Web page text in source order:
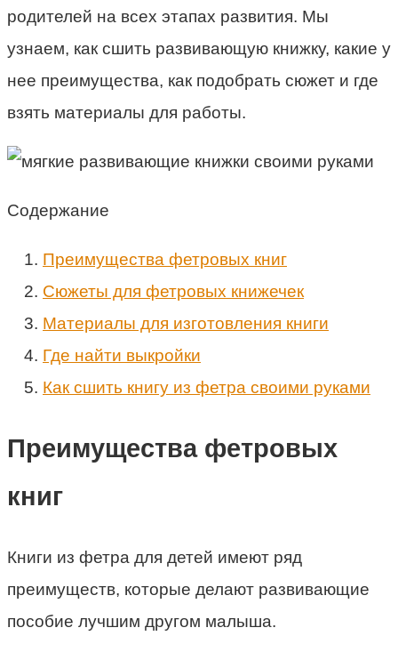
родителей на всех этапах развития. Мы
узнаем, как сшить развивающую книжку, какие у
нее преимущества, как подобрать сюжет и где
взять материалы для работы.
Содержание
Преимущества фетровых книг
Сюжеты для фетровых книжечек
Материалы для изготовления книги
Где найти выкройки
Как сшить книгу из фетра своими руками
Преимущества фетровых
книг
Книги из фетра для детей имеют ряд
преимуществ, которые делают развивающие
пособие лучшим другом малыша.